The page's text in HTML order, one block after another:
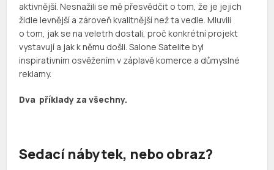
aktivnější. Nesnažili se mě přesvědčit o tom, že je jejich
židle levnější a zároveň kvalitnější než ta vedle. Mluvili
o tom, jak se na veletrh dostali, proč konkrétní projekt
vystavují a jak k němu došli. Salone Satelite byl
inspirativním osvěžením v záplavě komerce a důmyslné
reklamy.
Dva příklady za všechny.
Sedací nábytek, nebo obraz?